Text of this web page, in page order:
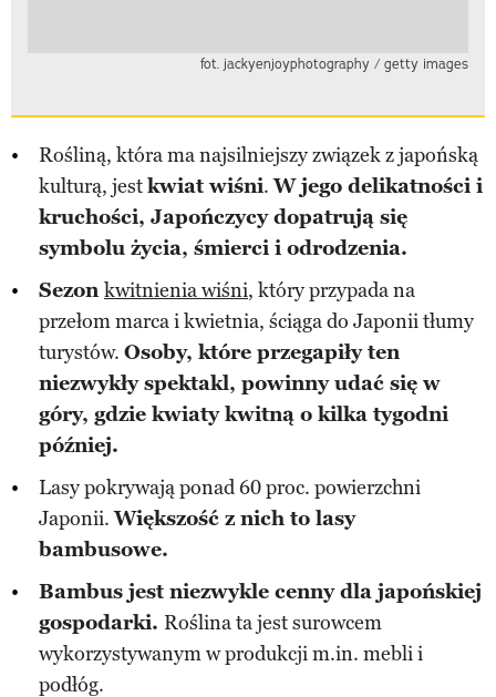
fot. jackyenjoyphotography / getty images
Rośliną, która ma najsilniejszy związek z japońską
kulturą, jestkwiat wiśni.W jego delikatności i
kruchości, Japończycy dopatrują się
symbolu życia, śmierci i odrodzenia.
Sezon kwitnienia wiśni, który przypada na
przełom marca i kwietnia, ściąga do Japonii tłumy
turystów. Osoby, które przegapiły ten
niezwykły spektakl, powinny udać się w
góry, gdzie kwiaty kwitną o kilka tygodni
później.
Lasy pokrywają ponad 60 proc. powierzchni
Japonii.Większość z nich to lasy
bambusowe.
Bambus jest niezwykle cenny dla japońskiej
gospodarki. Roślina ta jest surowcem
wykorzystywanym w produkcji m.in. mebli i
podłóg.